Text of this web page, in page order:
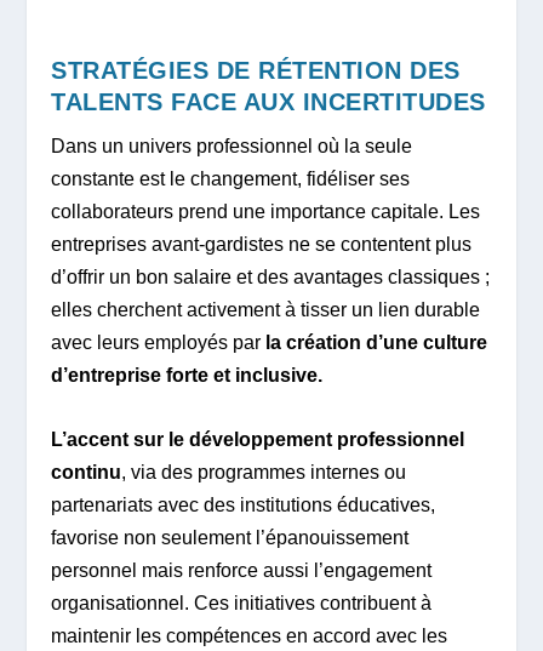
STRATÉGIES DE RÉTENTION DES
TALENTS FACE AUX INCERTITUDES
Dans un univers professionnel où la seule
constante est le changement, fidéliser ses
collaborateurs prend une importance capitale. Les
entreprises avant-gardistes ne se contentent plus
d’offrir un bon salaire et des avantages classiques ;
elles cherchent activement à tisser un lien durable
avec leurs employés par la création d’une culture
d’entreprise forte et inclusive.
L’accent sur le développement professionnel
continu, via des programmes internes ou
partenariats avec des institutions éducatives,
favorise non seulement l’épanouissement
personnel mais renforce aussi l’engagement
organisationnel. Ces initiatives contribuent à
maintenir les compétences en accord avec les